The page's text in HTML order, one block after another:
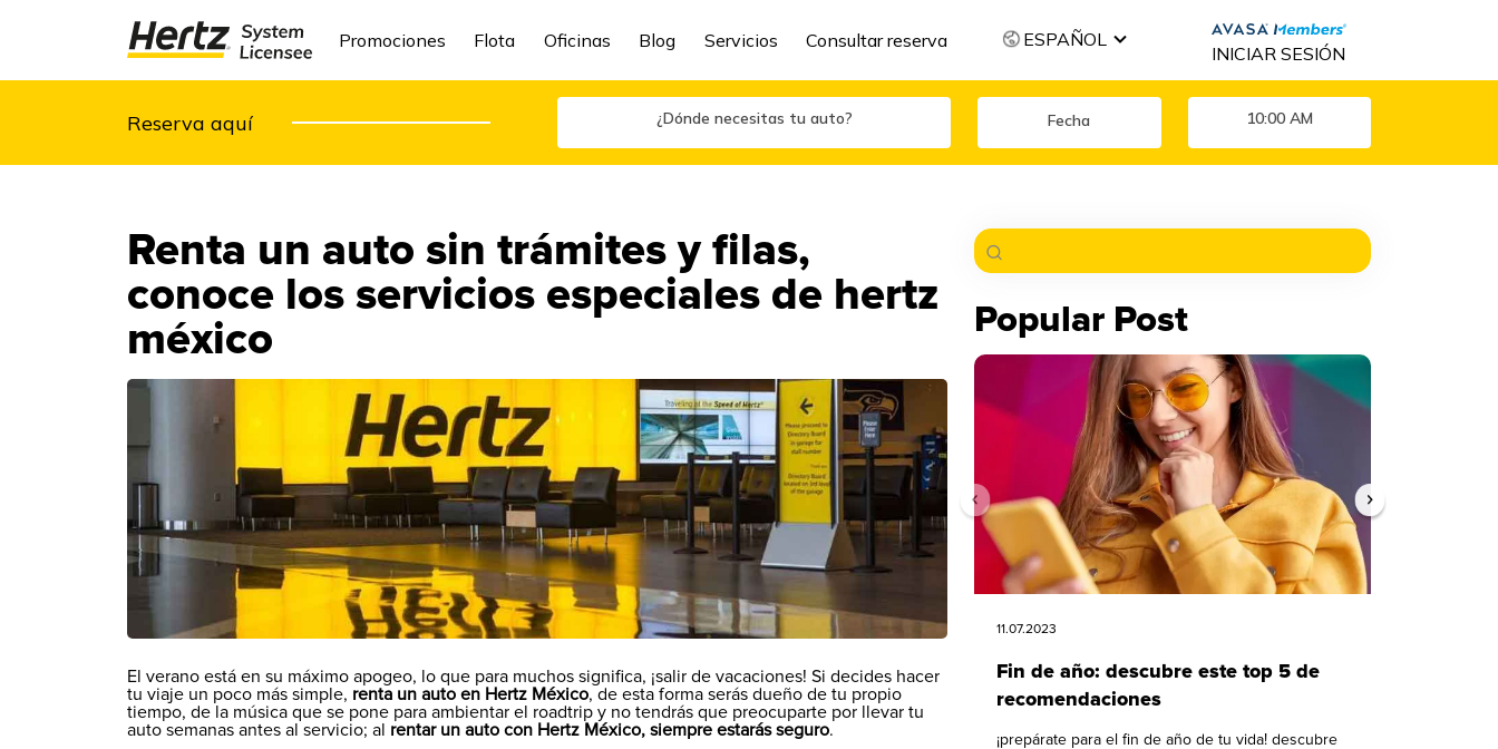
Promociones Flota Oficinas Blog Servicios Consultar reserva ESPAÑOL
INICIAR SESIÓN
Reserva aquí ¿Dónde necesitas tu auto? 10:00 AM
Renta un auto sin trámites y filas,
conoce los servicios especiales de hertz
méxico
El verano está en su máximo apogeo, lo que para muchos significa, ¡salir de vacaciones! Si decides hacer
tu viaje un poco más simple, renta un auto en Hertz México, de esta forma serás dueño de tu propio
tiempo, de la música que se pone para ambientar el roadtrip y no tendrás que preocuparte por llevar tu
auto semanas antes al servicio; al rentar un auto con Hertz México, siempre estarás seguro.
Popular Post
11.07.2023
Fin de año: descubre este top 5 de
recomendaciones
¡prepárate para el fin de año de tu vida! descubre